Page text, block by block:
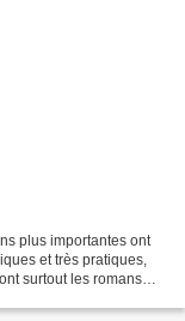
plus importantes ont
et très pratiques,
surtout les romans